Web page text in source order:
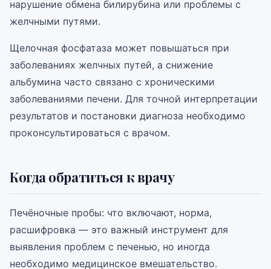
нарушение обмена билирубина или проблемы с
желчными путями.
Щелочная фосфатаза может повышаться при
заболеваниях желчных путей, а снижение
альбумина часто связано с хроническими
заболеваниями печени. Для точной интерпретации
результатов и постановки диагноза необходимо
проконсультироваться с врачом.
Когда обратиться к врачу
Печёночные пробы: что включают, норма,
расшифровка — это важный инструмент для
выявления проблем с печенью, но иногда
необходимо медицинское вмешательство.